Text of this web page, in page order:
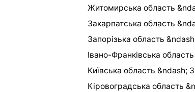
Житомирська область
Закарпатська область
Запорізька область
Івано-Франківська
Київська область &ndash;
Кіровоградська область